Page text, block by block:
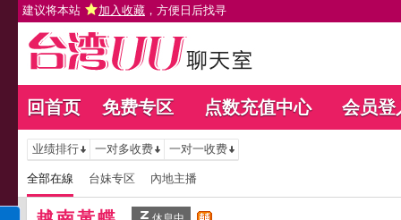
建议将本站 加入收藏 ，方便日后找寻
回首页 免费专区 点数充值中心 会员登
业绩排行 一对多收费 一对一收费
全部在線 台妹专区 內地主播